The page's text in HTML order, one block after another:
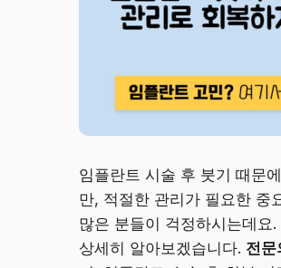
임플란트 시술 후 붓기 때문
만, 적절한 관리가 필요한 중
많은 분들이 걱정하시는데요
상세히 알아보겠습니다. 전문